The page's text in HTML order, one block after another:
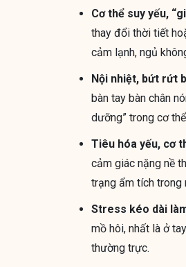
Cơ thể suy yếu,
thay đổi thời tiết
cảm lạnh, ngủ
Nội nhiệt, bứt rứt
bàn tay bàn chân
dưỡng” trong cơ
Tiêu hóa yếu, cơ
cảm giác nặng nề
trạng ẩm tích trong
Stress kéo dài
mồ hôi, nhất là ở
thường trực.